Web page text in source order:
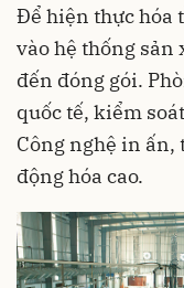
Để hiện thực hóa
vào hệ thống
đến đóng gói.
quốc tế, kiểm
Công nghệ in ấn,
động hóa cao.